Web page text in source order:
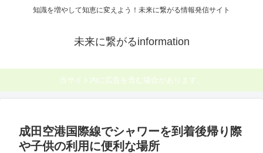
知識を増やして知恵に変えよう！未来に繋がる情報発信サイト
未来に繋がるinformation
当サイト内に広告を含む場合があります。
成田空港国際線でシャワーを到着後帰り際
や子供の利用に便利な場所